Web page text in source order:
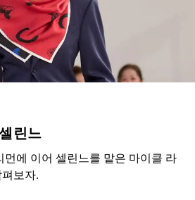
린느
먼에 이어 셀린느를 맡은 마이클 라
보자.